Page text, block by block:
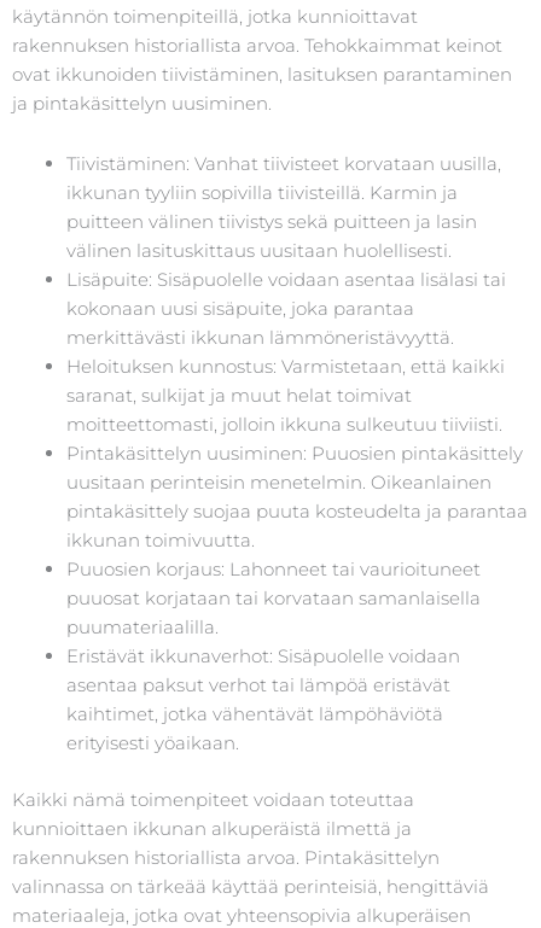
käytännön toimenpiteillä, jotka kunnioittavat
rakennuksen historiallista arvoa. Tehokkaimmat keinot
ovat ikkunoiden tiivistäminen, lasituksen parantaminen
ja pintakäsittelyn uusiminen.
Tiivistäminen: Vanhat tiivisteet korvataan uusilla,
ikkunan tyyliin sopivilla tiivisteillä. Karmin ja
puitteen välinen tiivistys sekä puitteen ja lasin
välinen lasituskittaus uusitaan huolellisesti.
Lisäpuite: Sisäpuolelle voidaan asentaa lisälasi tai
kokonaan uusi sisäpuite, joka parantaa
merkittävästi ikkunan lämmöneristävyyttä.
Heloituksen kunnostus: Varmistetaan, että kaikki
saranat, sulkijat ja muut helat toimivat
moitteettomasti, jolloin ikkuna sulkeutuu tiiviisti.
Pintakäsittelyn uusiminen: Puuosien pintakäsittely
uusitaan perinteisin menetelmin. Oikeanlainen
pintakäsittely suojaa puuta kosteudelta ja parantaa
ikkunan toimivuutta.
Puuosien korjaus: Lahonneet tai vaurioituneet
puuosat korjataan tai korvataan samanlaisella
puumateriaalilla.
Eristävät ikkunaverhot: Sisäpuolelle voidaan
asentaa paksut verhot tai lämpöä eristävät
kaihtimet, jotka vähentävät lämpöhäviötä
erityisesti yöaikaan.
Kaikki nämä toimenpiteet voidaan toteuttaa
kunnioittaen ikkunan alkuperäistä ilmettä ja
rakennuksen historiallista arvoa. Pintakäsittelyn
valinnassa on tärkeää käyttää perinteisiä, hengittäviä
materiaaleja, jotka ovat yhteensopivia alkuperäisen